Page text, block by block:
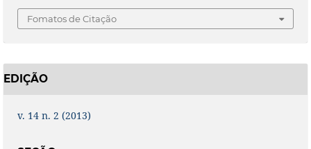
Fomatos de Citação
EDIÇÃO
v. 14 n. 2 (2013)